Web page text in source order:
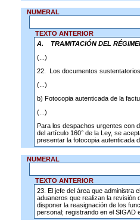
NUMERAL
TEXTO ANTERIOR
A.
TRAMITACIÓN DEL
(...)
22. Los documentos
(...)
b) Fotocopia autenticada de la
(...)
Para los despachos urgentes con
del artículo 160° de la Ley, se
presentar la fotocopia autenticada
NUMERAL
TEXTO ANTERIOR
23. El jefe del área que administra
aduaneros que realizan la revisión
disponer la reasignación de los
personal; registrando en el SIGAD